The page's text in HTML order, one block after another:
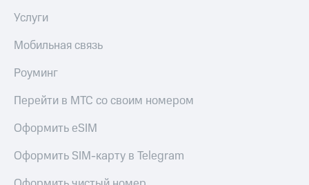
Услуги
Мобильная связь
Роуминг
Перейти в МТС со своим номером
Оформить eSIM
Оформить SIM-карту в Telegram